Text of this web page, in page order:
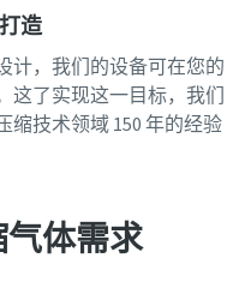
造
计，我们的设备可在您的
这了实现这一目标，我们
缩技术领域 150 年的经验
体需求